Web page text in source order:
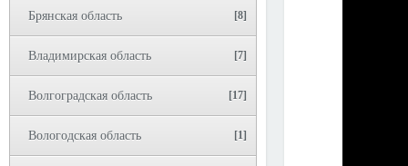
Брянская область [8]
Владимирская область [7]
Волгоградская область [17]
Вологодская область [1]